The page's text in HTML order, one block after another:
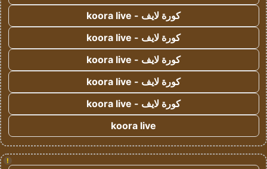
كورة لايف - koora live
كورة لايف - koora live
كورة لايف - koora live
كورة لايف - koora live
كورة لايف - koora live
koora live
!